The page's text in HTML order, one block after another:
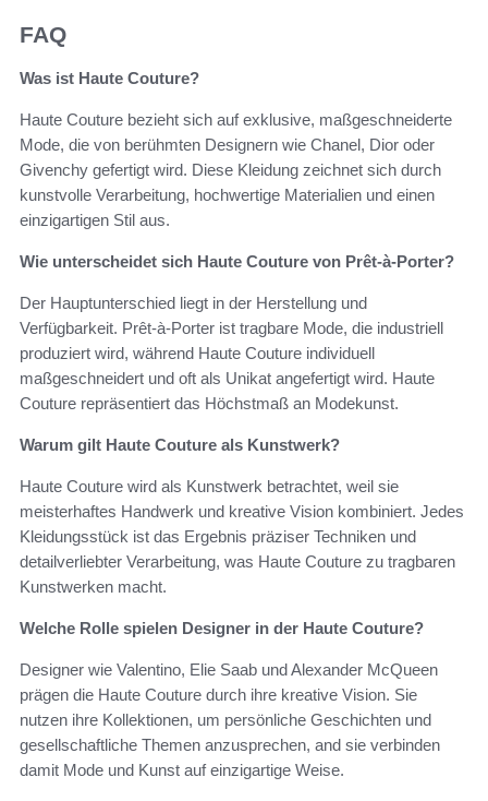
FAQ
Was ist Haute Couture?
Haute Couture bezieht sich auf exklusive, maßgeschneiderte
Mode, die von berühmten Designern wie Chanel, Dior oder
Givenchy gefertigt wird. Diese Kleidung zeichnet sich durch
kunstvolle Verarbeitung, hochwertige Materialien und einen
einzigartigen Stil aus.
Wie unterscheidet sich Haute Couture von Prêt-à-Porter?
Der Hauptunterschied liegt in der Herstellung und
Verfügbarkeit. Prêt-à-Porter ist tragbare Mode, die industriell
produziert wird, während Haute Couture individuell
maßgeschneidert und oft als Unikat angefertigt wird. Haute
Couture repräsentiert das Höchstmaß an Modekunst.
Warum gilt Haute Couture als Kunstwerk?
Haute Couture wird als Kunstwerk betrachtet, weil sie
meisterhaftes Handwerk und kreative Vision kombiniert. Jedes
Kleidungsstück ist das Ergebnis präziser Techniken und
detailverliebter Verarbeitung, was Haute Couture zu tragbaren
Kunstwerken macht.
Welche Rolle spielen Designer in der Haute Couture?
Designer wie Valentino, Elie Saab und Alexander McQueen
prägen die Haute Couture durch ihre kreative Vision. Sie
nutzen ihre Kollektionen, um persönliche Geschichten und
gesellschaftliche Themen anzusprechen, and sie verbinden
damit Mode und Kunst auf einzigartige Weise.